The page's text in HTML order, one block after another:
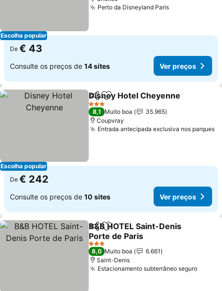
Escolha popular
Perto da Disneyland Paris
De € 43
Consulte os preços de 14 sites Ver preços
Escolha popular
PartilharAdicionar aos favoritos
Disney Hotel Cheyenne
3 Estrelas
8,1 Muito boa
35.965
Coupvray
Entrada antecipada exclusiva nos parques
De € 242
Consulte os preços de 10 sites Ver preços
PartilharAdicionar aos favoritos
B&B HOTEL Saint-Denis
Porte de Paris
3 Estrelas
8,0 Muito boa
6.661
Saint-Denis
Estacionamento subterrâneo seguro